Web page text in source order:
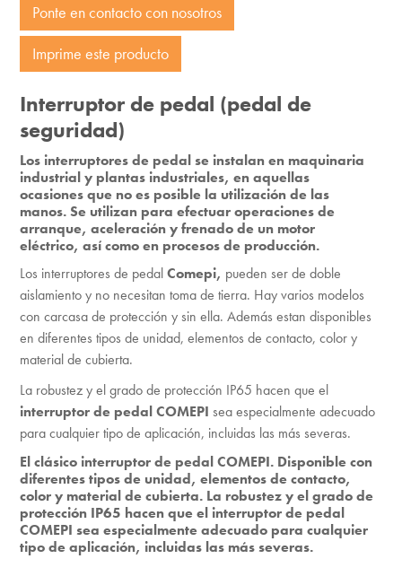
Ponte en contacto con nosotros
Imprime este producto
Interruptor de pedal (pedal de
seguridad)
Los interruptores de pedal se instalan en maquinaria
industrial y plantas industriales, en aquellas
ocasiones que no es posible la utilización de las
manos. Se utilizan para efectuar operaciones de
arranque, aceleración y frenado de un motor
eléctrico, así como en procesos de producción.
Los interruptores de pedalComepi, pueden ser de doble
aislamiento y no necesitan toma de tierra. Hay varios modelos
con carcasa de protección y sin ella. Además estan disponibles
en diferentes tipos de unidad, elementos de contacto, color y
material de cubierta.
La robustez y el grado de protección IP65 hacen que el
interruptor de pedal COMEPI sea especialmente adecuado
para cualquier tipo de aplicación, incluidas las más severas.
El clásico interruptor de pedal COMEPI. Disponible con
diferentes tipos de unidad, elementos de contacto,
color y material de cubierta. La robustez y el grado de
protección IP65 hacen que el interruptor de pedal
COMEPI sea especialmente adecuado para cualquier
tipo de aplicación, incluidas las más severas.